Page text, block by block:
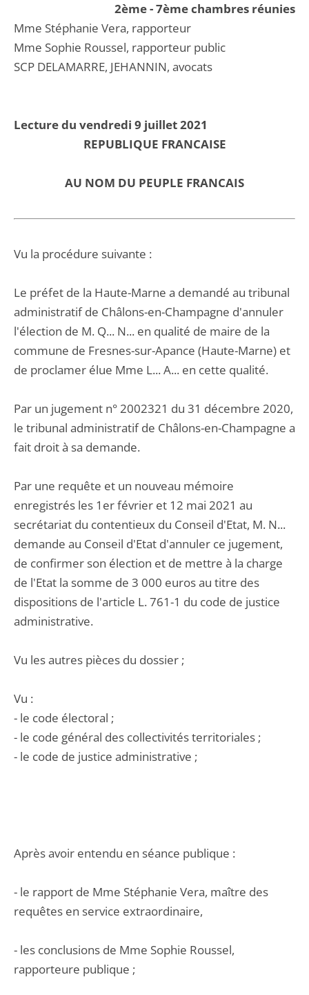
2ème - 7ème chambres réunies
Mme Stéphanie Vera, rapporteur
Mme Sophie Roussel, rapporteur public
SCP DELAMARRE, JEHANNIN, avocats
Lecture du vendredi 9 juillet 2021
REPUBLIQUE FRANCAISE
AU NOM DU PEUPLE FRANCAIS
Vu la procédure suivante :
Le préfet de la Haute-Marne a demandé au tribunal
administratif de Châlons-en-Champagne d'annuler
l'élection de M. Q... N... en qualité de maire de la
commune de Fresnes-sur-Apance (Haute-Marne) et
de proclamer élue Mme L... A... en cette qualité.
Par un jugement n° 2002321 du 31 décembre 2020,
le tribunal administratif de Châlons-en-Champagne a
fait droit à sa demande.
Par une requête et un nouveau mémoire
enregistrés les 1er février et 12 mai 2021 au
secrétariat du contentieux du Conseil d'Etat, M. N...
demande au Conseil d'Etat d'annuler ce jugement,
de confirmer son élection et de mettre à la charge
de l'Etat la somme de 3 000 euros au titre des
dispositions de l'article L. 761-1 du code de justice
administrative.
Vu les autres pièces du dossier ;
Vu :
- le code électoral ;
- le code général des collectivités territoriales ;
- le code de justice administrative ;
Après avoir entendu en séance publique :
- le rapport de Mme Stéphanie Vera, maître des
requêtes en service extraordinaire,
- les conclusions de Mme Sophie Roussel,
rapporteure publique ;